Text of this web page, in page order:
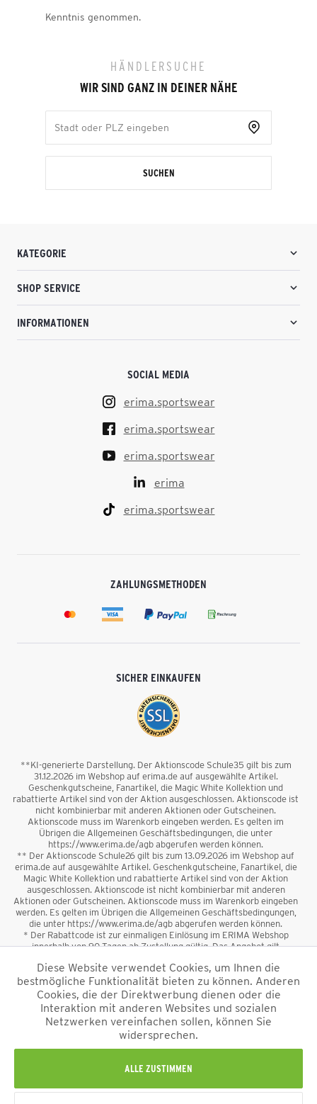
Kenntnis genommen.
HÄNDLERSUCHE
WIR SIND GANZ IN DEINER NÄHE
SUCHEN
KATEGORIE
SHOP SERVICE
INFORMATIONEN
SOCIAL MEDIA
erima.sportswear
erima.sportswear
erima.sportswear
erima
erima.sportswear
ZAHLUNGSMETHODEN
SICHER EINKAUFEN
**KI-generierte Darstellung. Der Aktionscode Schule35 gilt bis zum
31.12.2026 im Webshop auf erima.de auf ausgewählte Artikel.
Geschenkgutscheine, Fanartikel, die Magic White Kollektion und
rabattierte Artikel sind von der Aktion ausgeschlossen. Aktionscode ist
nicht kombinierbar mit anderen Aktionen oder Gutscheinen.
Aktionscode muss im Warenkorb eingeben werden. Es gelten im
Übrigen die Allgemeinen Geschäftsbedingungen, die unter
https://www.erima.de/agb abgerufen werden können.
** Der Aktionscode Schule26 gilt bis zum 13.09.2026 im Webshop auf
erima.de auf ausgewählte Artikel. Geschenkgutscheine, Fanartikel, die
Magic White Kollektion und rabattierte Artikel sind von der Aktion
ausgeschlossen. Aktionscode ist nicht kombinierbar mit anderen
Aktionen oder Gutscheinen. Aktionscode muss im Warenkorb eingeben
werden. Es gelten im Übrigen die Allgemeinen Geschäftsbedingungen,
die unter https://www.erima.de/agb abgerufen werden können.
* Der Rabattcode ist zur einmaligen Einlösung im ERIMA Webshop
innerhalb von 90 Tagen ab Zustellung gültig. Das Angebot gilt
sowie Geschenkgutscheine sind vom Rabatt ausgeschlossen. Der
Rabattcode ist nicht mit anderen Aktionen oder Gutscheinen
kombinierbar. Der Mindestbestellwert beträgt 50 €
*Alle Preise verstehen sich inkl. Mehrwertsteuer und zzgl.
und ggf. Nachnahmegebühren, wenn nicht anders
beschrieben.
Diese Website verwendet Cookies, um Ihnen die
bestmögliche Funktionalität bieten zu können. Anderen
Cookies, die der Direktwerbung dienen oder die
Interaktion mit anderen Websites und sozialen
Netzwerken vereinfachen sollen, können Sie
widersprechen.